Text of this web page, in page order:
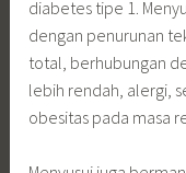
diabetes tipe 1.
dengan penurunan
total, berhubungan
lebih rendah, alergi,
obesitas pada masa